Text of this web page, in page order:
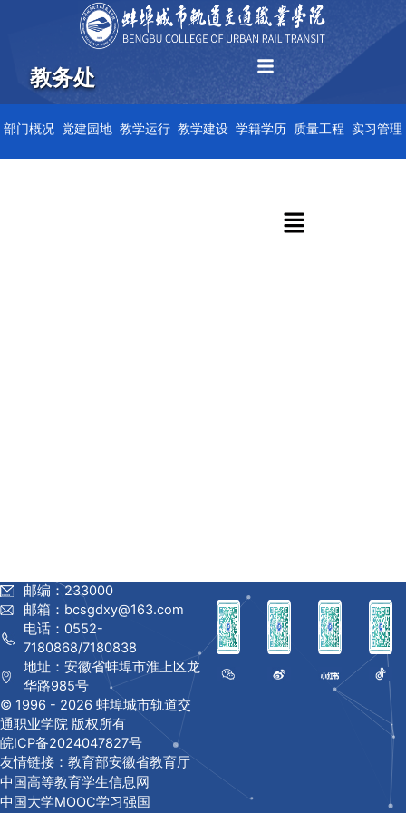
教务处
部门概况 党建园地 教学运行 教学建设 学籍学历 质量工程 实习管理
菜
单
邮编：233000
邮箱：bcsgdxy@163.com
电话：0552-
7180868/7180838
地址：安徽省蚌埠市淮上区龙
华路985号
© 1996 - 2026 蚌埠城市轨道交
通职业学院 版权所有
皖ICP备2024047827号
友情链接： 教育部安徽省教育厅
中国高等教育学生信息网
中国大学MOOC学习强国